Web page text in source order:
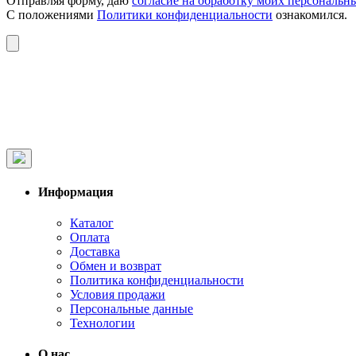
С положениями Политики конфиденциальности ознакомился.
Информация
Каталог
Оплата
Доставка
Обмен и возврат
Политика конфиденциальности
Условия продажи
Персональные данные
Технологии